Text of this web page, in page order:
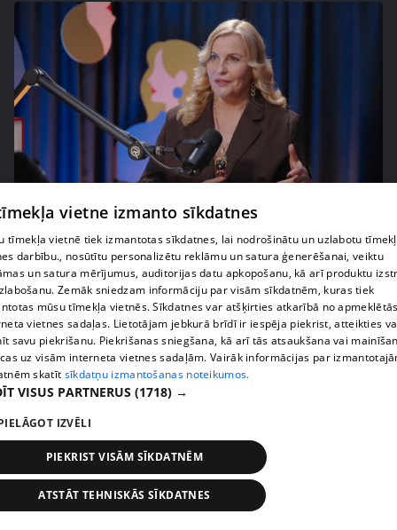
Ko cilvēki patiesībā meklē energoterapijā pie
Agneses Zeltiņas
4. epizode
pirms 4 mēnešiem, 2 nedēļām
vietne izmanto sīkdatnes
tīmekļa vietnē tiek izmantotas sīkdatnes, lai nodrošinātu un uzlabotu
darbību., nosūtītu personalizētu reklāmu un satura ģenerēšanai, veiktu
un satura mērījumus, auditorijas datu apkopošanu, kā arī produktu
Zemāk sniedzam informāciju par visām sīkdatnēm, kuras tiek
mūsu tīmekļa vietnēs. Sīkdatnes var atšķirties atkarībā no
vietnes sadaļas. Lietotājam jebkurā brīdī ir iespēja piekrist, atteikties
savu piekrišanu. Piekrišanas sniegšana, kā arī tās atsaukšana vai
uz visām interneta vietnes sadaļām. Vairāk informācijas par
skatīt sīkdatņu izmantošanas noteikumos.
VISUS PARTNERUS (1718) →
IZVĒLI
PIEKRIST VISĀM SĪKDATNĒM
ATSTĀT TEHNISKĀS SĪKDATNES